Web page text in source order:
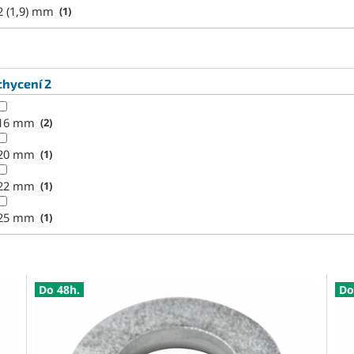
(1,9) mm 1
2
mm 2
mm 1
mm 1
mm 1
Do 48h.